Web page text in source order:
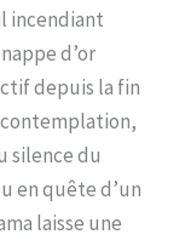
incendiant
d’or
depuis la fin
contemplation,
silence du
en quête d’un
laisse une